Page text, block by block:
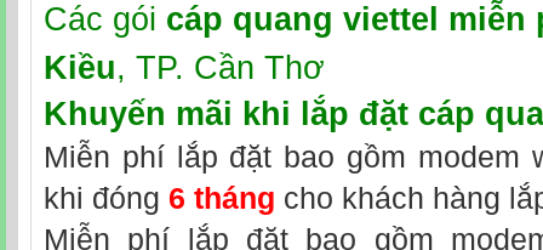
Các gói cáp quang viettel miễn
Kiều, TP. Cần Thơ
Khuyến mãi khi lắp đặt cáp
Miễn phí lắp đặt bao gồm modem
khi đóng 6 tháng cho khách hàng
Miễn phí lắp đặt bao gồm